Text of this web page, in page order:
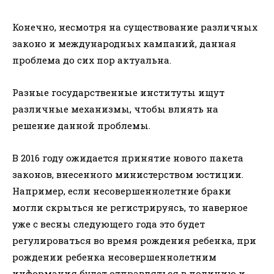
Конечно, несмотря на существование различных
законо и международных кампаний, данная
проблема до сих пор актуальна.
Разные государственные институты ищут
различные механизмы, чтобы влиять на
решение данной проблемы.
В 2016 году ожидается принятие нового пакета
законов, внесенного министерством юстиции.
Например, если несовершеннолетние браки
могли скрыться не регистрируясь, то наверное
уже с весны следующего года это будет
регулироваться во время рождения ребенка, при
рождении ребенка несовершеннолетним